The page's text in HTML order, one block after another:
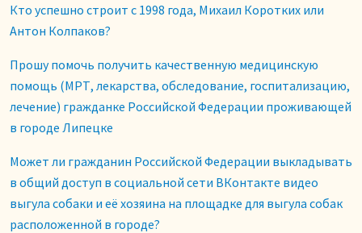
Кто успешно строит с 1998 года, Михаил Коротких или
Антон Колпаков?
Прошу помочь получить качественную медицинскую
помощь (МРТ, лекарства, обследование, госпитализацию,
лечение) гражданке Российской Федерации проживающей
в городе Липецке
Может ли гражданин Российской Федерации выкладывать
в общий доступ в социальной сети ВКонтакте видео
выгула собаки и её хозяина на площадке для выгула собак
расположенной в городе?